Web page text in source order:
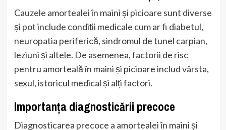
Cauzele amortealei în maini și picioare sunt diverse
și pot include condiții medicale cum ar fi diabetul,
neuropatia periferică, sindromul de tunel carpian,
leziuni și altele. De asemenea, factorii de risc
pentru amorteală în maini și picioare includ vârsta,
sexul, istoricul medical și alți factori.
Importanța diagnosticării precoce
Diagnosticarea precoce a amortealei în maini și